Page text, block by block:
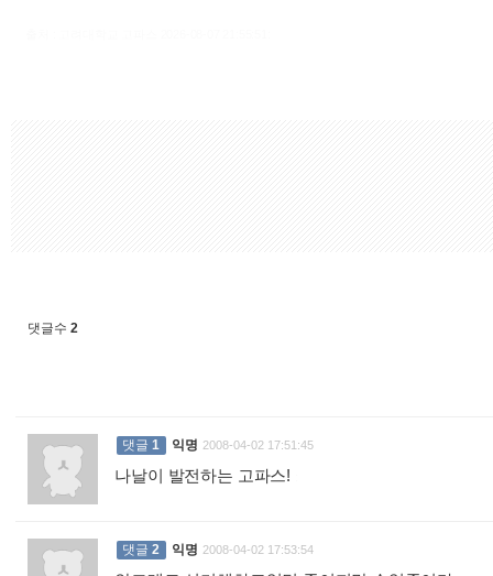
댓글수 2
댓글 1 익명 2008-04-02 17:51:45
나날이 발전하는 고파스!
댓글 2 익명 2008-04-02 17:53:54